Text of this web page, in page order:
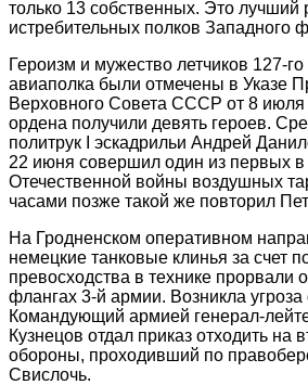
только 13 собственных. Это лучший
истребительных полков Западного
Героизм и мужество летчиков 127-го
авиаполка были отмечены в Указе
Верховного Совета СССР от 8
ордена получили девять героев.
политрук I эскадрильи Андрей
22 июня совершил один из первых в
Отечественной войны воздушных
часами позже такой же повторил
На Гродненском оперативном
немецкие танковые клинья за счет
превосходства в технике прорвали
флангах 3-й армии. Возникла угроза
Командующий армией генерал-
Кузнецов отдал приказ отходить на
обороны, проходивший по
Свислочь.